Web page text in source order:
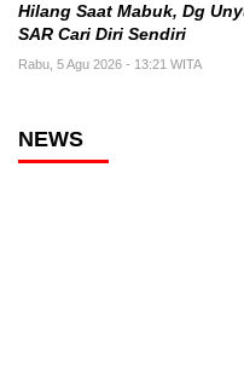
Hilang Saat Mabuk, Dg
SAR Cari Diri Sendiri
Rabu, 5 Agu 2026 - 13:21 WITA
NEWS